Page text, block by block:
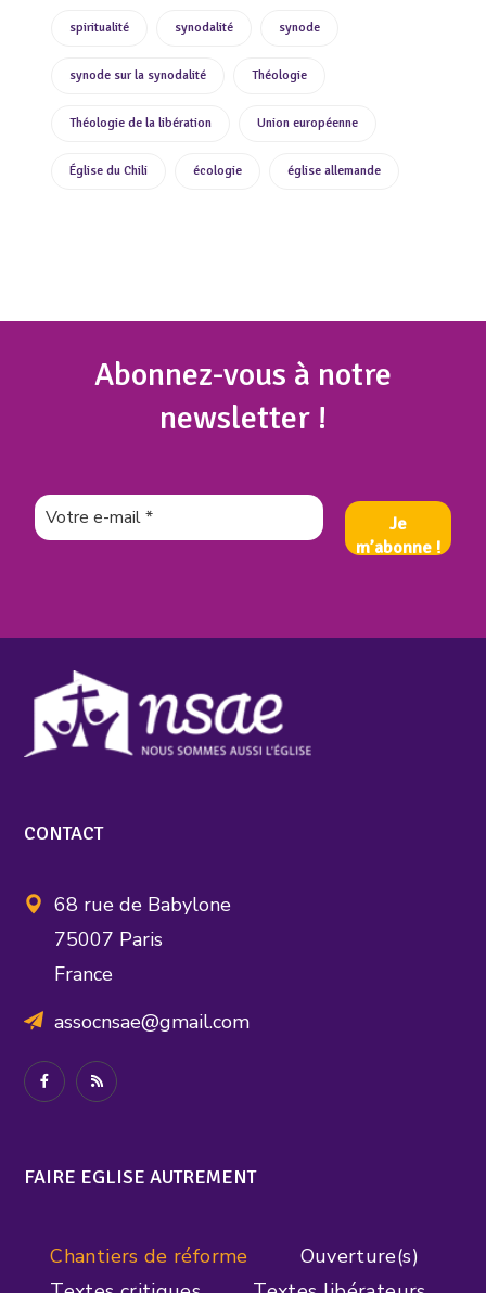
spiritualité synodalité synode
synode sur la synodalité Théologie
Théologie de la libération Union européenne
Église du Chili écologie église allemande
Abonnez-vous à notre
newsletter !
CONTACT
68 rue de Babylone
75007 Paris
France
assocnsae@gmail.com
FAIRE EGLISE AUTREMENT
Chantiers de réforme
Ouverture(s)